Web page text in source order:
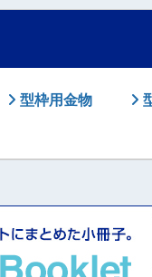
型枠用金物